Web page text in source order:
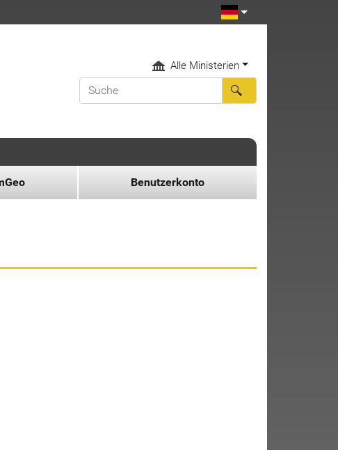
Alle Ministerien
Benutzerkonto